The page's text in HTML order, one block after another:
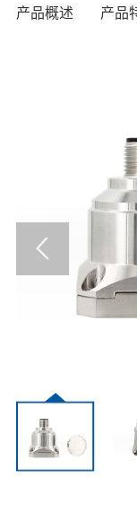
产品概述 产品